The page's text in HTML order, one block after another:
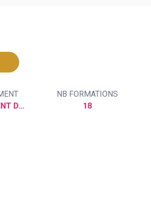
AUTRE ÉTABLISSEMENT DU SUPÉRIEUR
NB FORMATIONS
18